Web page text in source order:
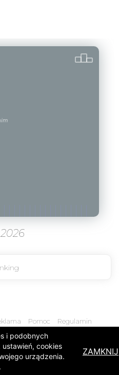
Pomoc Regulamin
i podobnych
cookies
urządzenia.
.
ZAMKNIJ